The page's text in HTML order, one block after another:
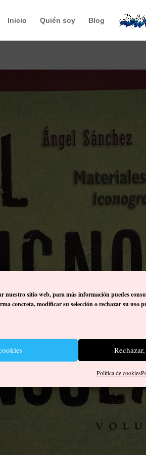
nuestro sitio web, para más información puedes
concreta, modificar su selección o rechazar su uso
Política de cookies
Inicio Quién soy Blog